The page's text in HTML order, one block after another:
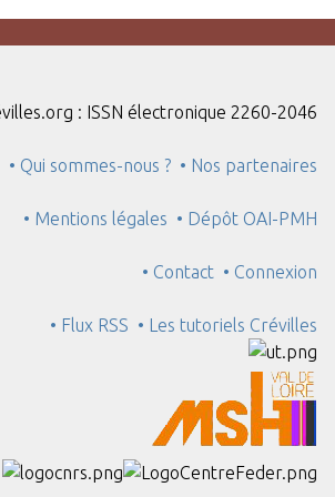
: ISSN électronique 2260-2046
• Qui sommes-nous ? • Nos partenaires
• Mentions légales • Dépôt OAI-PMH
• Contact • Connexion
• Flux RSS • Les tutoriels Crévilles